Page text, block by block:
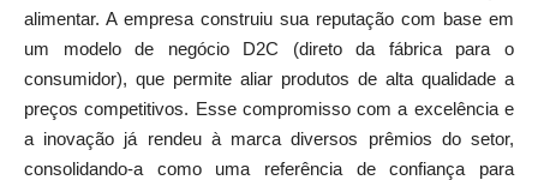
alimentar. A empresa construiu sua reputação com base em
um modelo de negócio D2C (direto da fábrica para o
consumidor), que permite aliar produtos de alta qualidade a
preços competitivos. Esse compromisso com a excelência e
a inovação já rendeu à marca diversos prêmios do setor,
consolidando-a como uma referência de confiança para